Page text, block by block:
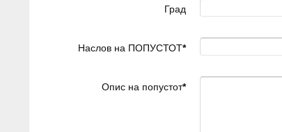
Град
Наслов на ПОПУСТОТ*
Опис на попустот*